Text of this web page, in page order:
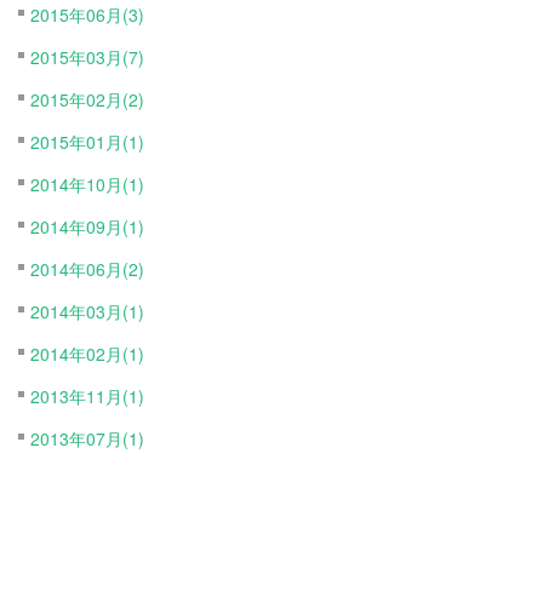
2015年06月(3)
2015年03月(7)
2015年02月(2)
2015年01月(1)
2014年10月(1)
2014年09月(1)
2014年06月(2)
2014年03月(1)
2014年02月(1)
2013年11月(1)
2013年07月(1)